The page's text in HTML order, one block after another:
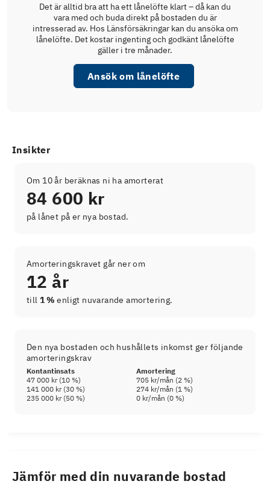
Det är alltid bra att ha ett lånelöfte klart – då kan du
vara med och buda direkt på bostaden du är
intresserad av. Hos Länsförsäkringar kan du ansöka om
lånelöfte. Det kostar ingenting och godkänt lånelöfte
gäller i tre månader.
Ansök om lånelöfte
Insikter
Om 10 år beräknas ni ha amorterat
84 600 kr
på lånet på er nya bostad.
Amorteringskravet går ner om
12 år
till 1 % enligt nuvarande amortering.
Den nya bostaden och hushållets inkomst ger följande
amorteringskrav
Kontantinsats
Amortering
47 000 kr(10 %) 705 kr/mån (2 %)
141 000 kr(30 %) 274 kr/mån (1 %)
235 000 kr(50 %) 0 kr/mån (0 %)
Jämför med din nuvarande bostad